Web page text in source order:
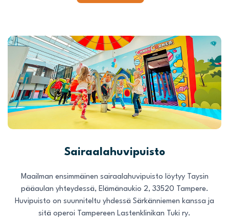
Sairaalahuvipuisto
Maailman ensimmäinen sairaalahuvipuisto löytyy Taysin
pääaulan yhteydessä, Elämänaukio 2, 33520 Tampere.
Huvipuisto on suunniteltu yhdessä Särkänniemen kanssa ja
sitä operoi Tampereen Lastenklinikan Tuki ry.